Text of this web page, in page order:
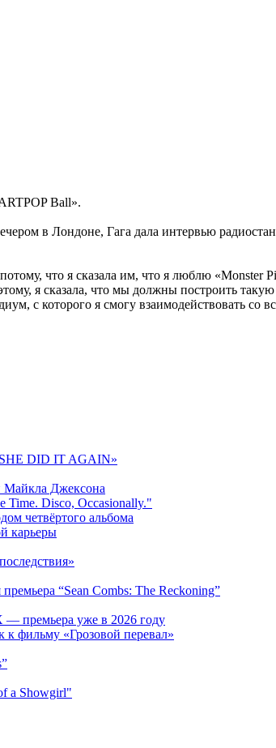
Ball».
в Лондоне, Гага дала интервью
что я сказала им, что я люблю «Monster
я сказала, что мы должны построить
с которого я смогу взаимодействовать со
DID IT AGAIN»
Майкла Джексона
Time. Disco, Occasionally."
четвёртого альбома
карьеры
“Sean Combs: The Reckoning”
— премьера уже в 2026 году
фильму «Грозовой перевал»
a Showgirl"